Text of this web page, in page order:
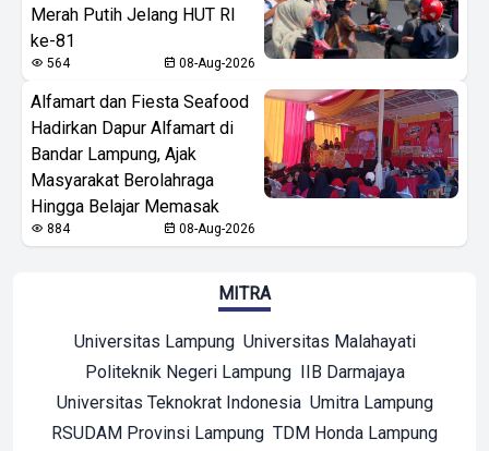
Merah Putih Jelang HUT RI
ke-81
564 08-Aug-2026
Alfamart dan Fiesta Seafood
Hadirkan Dapur Alfamart di
Bandar Lampung, Ajak
Masyarakat Berolahraga
Hingga Belajar Memasak
884 08-Aug-2026
MITRA
Universitas Lampung Universitas Malahayati
Politeknik Negeri Lampung IIB Darmajaya
Universitas Teknokrat Indonesia Umitra Lampung
RSUDAM Provinsi Lampung TDM Honda Lampung